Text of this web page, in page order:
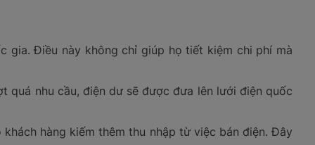
gia. Điều này không chỉ giúp họ tiết kiệm chi phí mà
quá nhu cầu, điện dư sẽ được đưa lên lưới điện quốc
hàng kiếm thêm thu nhập từ việc bán điện. Đây